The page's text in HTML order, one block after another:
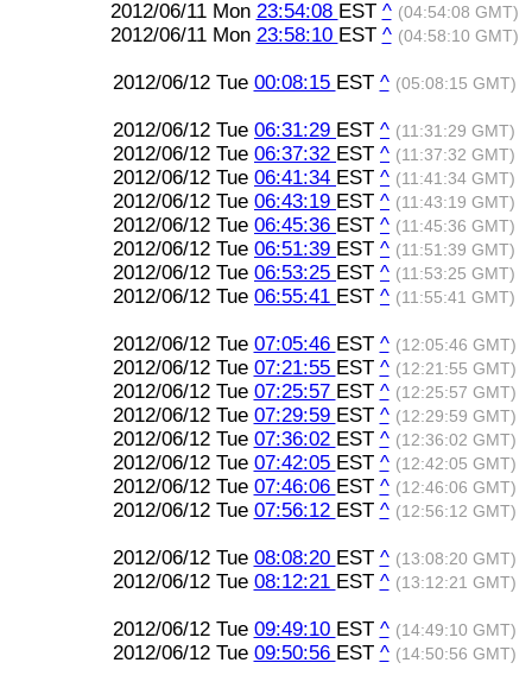
2012/06/11 Mon 23:54:08 EST ^ (04:54:08 GMT)
2012/06/11 Mon 23:58:10 EST ^ (04:58:10 GMT)
2012/06/12 Tue 00:08:15 EST ^ (05:08:15 GMT)
2012/06/12 Tue 06:31:29 EST ^ (11:31:29 GMT)
2012/06/12 Tue 06:37:32 EST ^ (11:37:32 GMT)
2012/06/12 Tue 06:41:34 EST ^ (11:41:34 GMT)
2012/06/12 Tue 06:43:19 EST ^ (11:43:19 GMT)
2012/06/12 Tue 06:45:36 EST ^ (11:45:36 GMT)
2012/06/12 Tue 06:51:39 EST ^ (11:51:39 GMT)
2012/06/12 Tue 06:53:25 EST ^ (11:53:25 GMT)
2012/06/12 Tue 06:55:41 EST ^ (11:55:41 GMT)
2012/06/12 Tue 07:05:46 EST ^ (12:05:46 GMT)
2012/06/12 Tue 07:21:55 EST ^ (12:21:55 GMT)
2012/06/12 Tue 07:25:57 EST ^ (12:25:57 GMT)
2012/06/12 Tue 07:29:59 EST ^ (12:29:59 GMT)
2012/06/12 Tue 07:36:02 EST ^ (12:36:02 GMT)
2012/06/12 Tue 07:42:05 EST ^ (12:42:05 GMT)
2012/06/12 Tue 07:46:06 EST ^ (12:46:06 GMT)
2012/06/12 Tue 07:56:12 EST ^ (12:56:12 GMT)
2012/06/12 Tue 08:08:20 EST ^ (13:08:20 GMT)
2012/06/12 Tue 08:12:21 EST ^ (13:12:21 GMT)
2012/06/12 Tue 09:49:10 EST ^ (14:49:10 GMT)
2012/06/12 Tue 09:50:56 EST ^ (14:50:56 GMT)